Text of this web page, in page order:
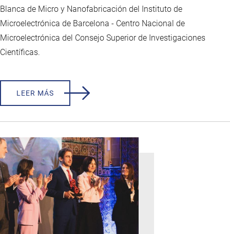
Blanca de Micro y Nanofabricación del Instituto de
Microelectrónica de Barcelona - Centro Nacional de
Microelectrónica del Consejo Superior de Investigaciones
Científicas.
LEER MÁS